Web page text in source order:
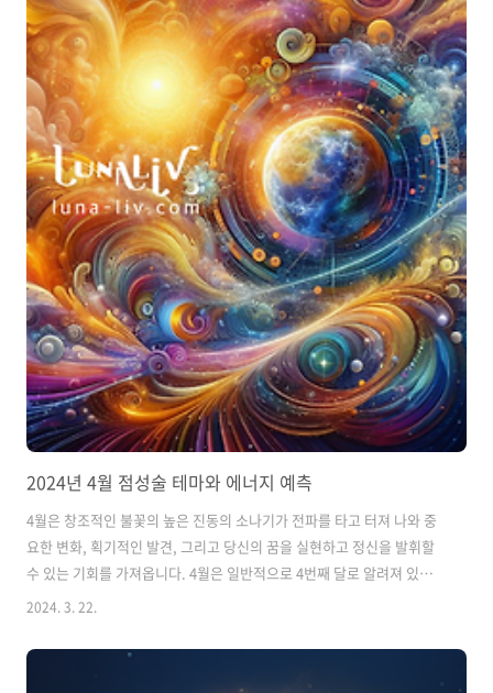
2024년 4월 점성술 테마와 에너지 예측
4월은 창조적인 불꽃의 높은 진동의 소나기가 전파를 타고 터져 나와 중
요한 변화, 획기적인 발견, 그리고 당신의 꿈을 실현하고 정신을 발휘할
수 있는 기회를 가져옵니다. 4월은 일반적으로 4번째 달로 알려져 있습
니다. 그러나 4월의 집단 수비학에는 조화, 지혜, 이해를 상징하는 '3'의
를 받아들여야 할 필요성 신성한 지원이 우리 주변에 있음을 상기시켜줍
2024. 3. 22.